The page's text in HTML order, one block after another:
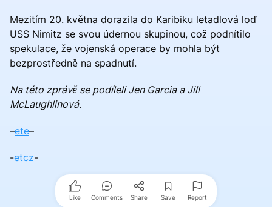
Mezitím 20. května dorazila do Karibiku letadlová loď
USS Nimitz se svou údernou skupinou, což podnítilo
spekulace, že vojenská operace by mohla být
bezprostředně na spadnutí.
Na této zprávě se podíleli Jen Garcia a Jill
McLaughlinová.
–ete–
-etcz-
Like Comments Share Save Report